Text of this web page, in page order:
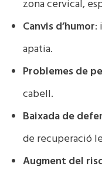
zona cervical,
Canvis d’humor:
apatia.
Problemes de
cabell.
Baixada de
de recuperació
Augment del